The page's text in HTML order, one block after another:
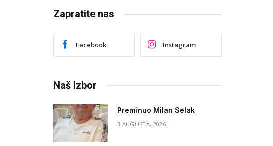
Zapratite nas
Facebook Instagram
Naš izbor
Preminuo Milan Selak
3 AUGUSTA, 2026